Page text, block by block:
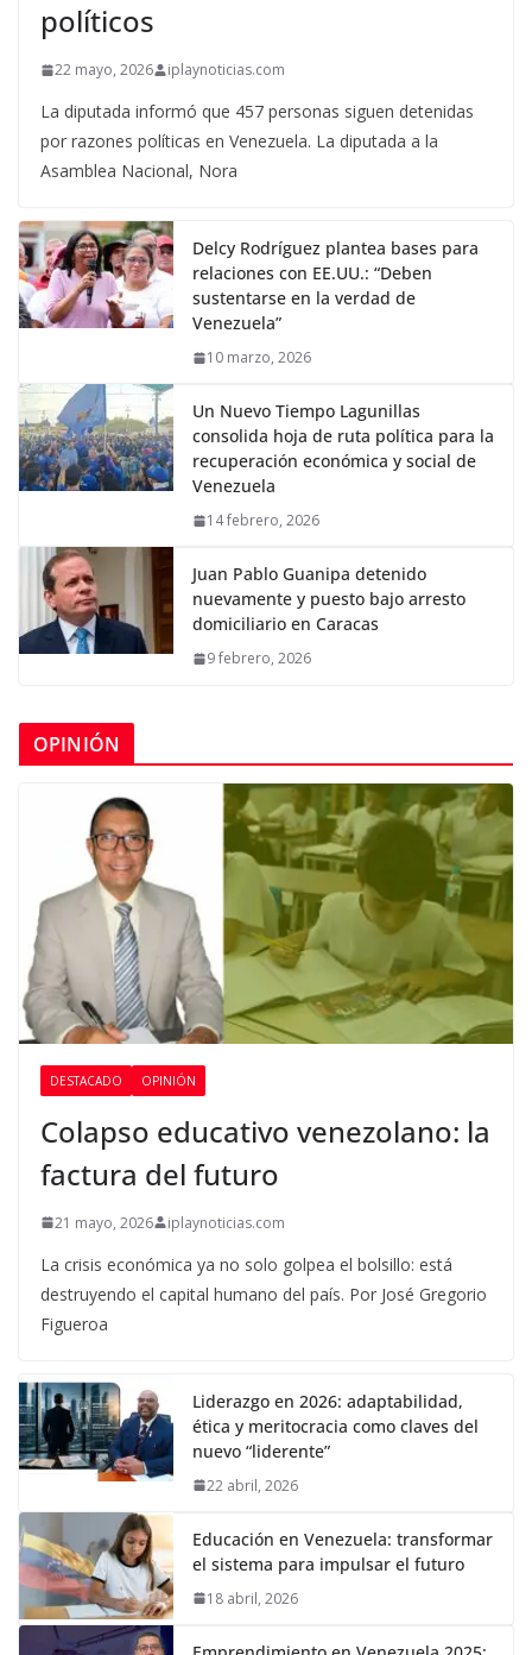
políticos
22 mayo, 2026 iplaynoticias.com
La diputada informó que 457 personas siguen detenidas
por razones políticas en Venezuela. La diputada a la
Asamblea Nacional, Nora
Delcy Rodríguez plantea bases para
relaciones con EE.UU.: “Deben
sustentarse en la verdad de
Venezuela”
10 marzo, 2026
Un Nuevo Tiempo Lagunillas
consolida hoja de ruta política para la
recuperación económica y social de
Venezuela
14 febrero, 2026
Juan Pablo Guanipa detenido
nuevamente y puesto bajo arresto
domiciliario en Caracas
9 febrero, 2026
OPINIÓN
DESTACADO OPINIÓN
Colapso educativo venezolano: la
factura del futuro
21 mayo, 2026 iplaynoticias.com
La crisis económica ya no solo golpea el bolsillo: está
destruyendo el capital humano del país. Por José Gregorio
Figueroa
Liderazgo en 2026: adaptabilidad,
ética y meritocracia como claves del
nuevo “liderente”
22 abril, 2026
Educación en Venezuela: transformar
el sistema para impulsar el futuro
18 abril, 2026